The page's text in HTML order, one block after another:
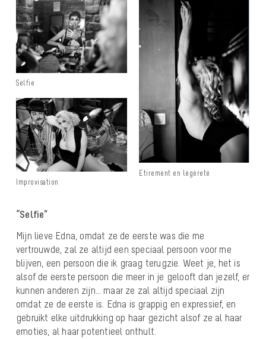
Etirement en légèreté
Selfie
Improvisation
“Selfie”
Mijn lieve Edna, omdat ze de eerste was die me
vertrouwde, zal ze altijd een speciaal persoon voor me
blijven, een persoon die ik graag terugzie. Weet je, het is
alsof de eerste persoon die meer in je gelooft dan jezelf, er
kunnen anderen zijn… maar ze zal altijd speciaal zijn
omdat ze de eerste is. Edna is grappig en expressief, en
gebruikt elke uitdrukking op haar gezicht alsof ze al haar
emoties, al haar potentieel onthult.